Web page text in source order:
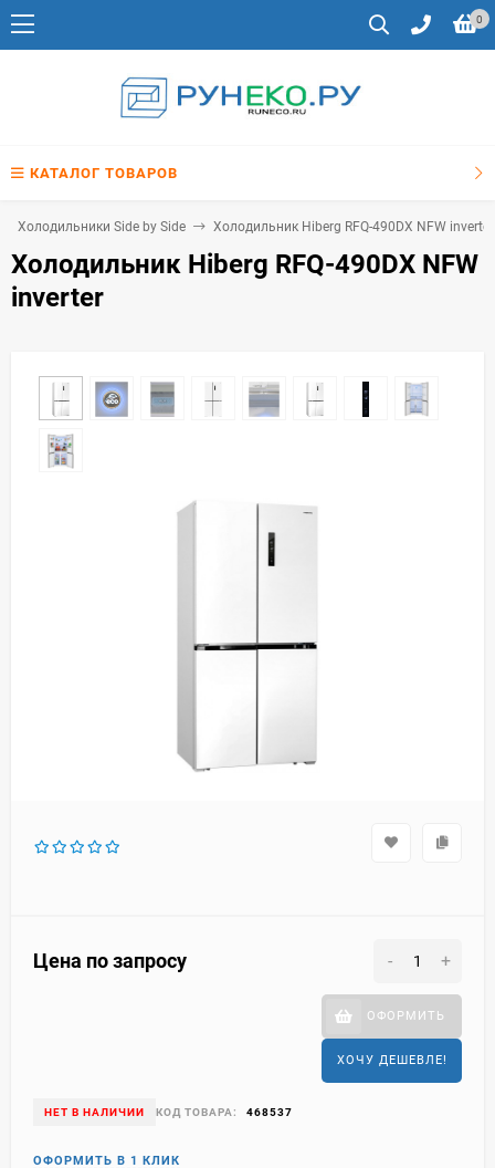
0
КАТАЛОГ ТОВАРОВ
Холодильники Side by Side Холодильник Hiberg RFQ-490DX NFW inverter
Холодильник Hiberg RFQ-490DX NFW
inverter
Цена по запросу - +
ОФОРМИТЬ
ХОЧУ ДЕШЕВЛЕ!
НЕТ В НАЛИЧИИ КОД ТОВАРА: 468537